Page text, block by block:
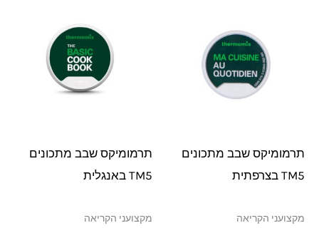
תרמומיקס שבב מתכונים
TM5 בצרפתית
מקצועני הקריאה
תרמומיקס שבב מתכונים
TM5 באנגלית
מקצועני הקריאה